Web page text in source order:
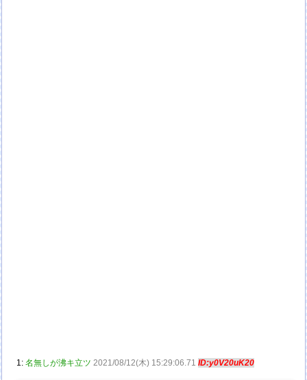
1:名無しが沸キ立ツ 2021/08/12(木) 15:29:06.71ID:y0V20uK20